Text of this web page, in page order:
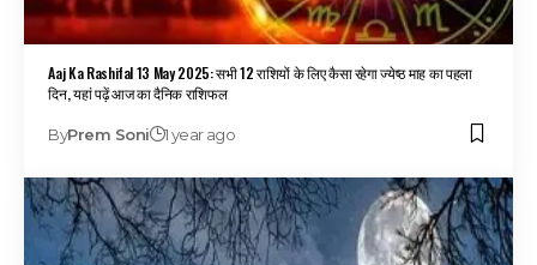
Aaj Ka Rashifal 13 May 2025: सभी 12 राशियों के लिए कैसा रहेगा ज्येष्ठ माह का पहला
दिन, यहां पढ़ें आज का दैनिक राशिफल
ByPrem Soni 1 year ago